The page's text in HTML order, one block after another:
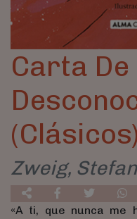
Carta De
(Clásicos)
Zweig, Stefan
«A ti, que nunca me